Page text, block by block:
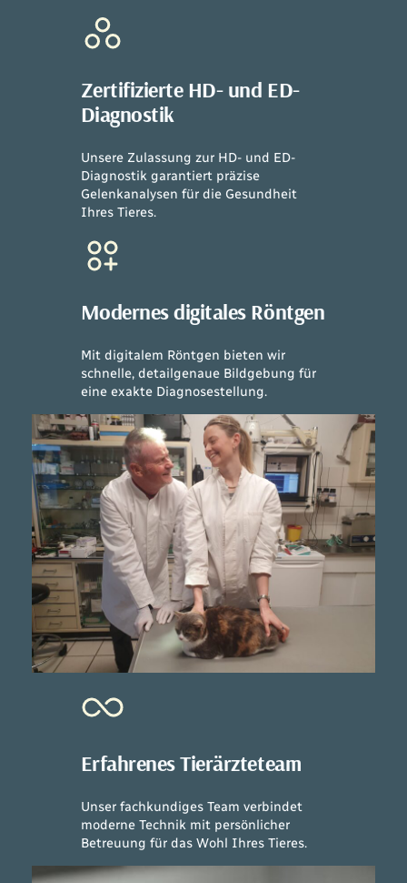
Zertifizierte HD- und ED-
Diagnostik
Unsere Zulassung zur HD- und ED-
Diagnostik garantiert präzise
Gelenkanalysen für die Gesundheit
Ihres Tieres.
Modernes digitales Röntgen
Mit digitalem Röntgen bieten wir
schnelle, detailgenaue Bildgebung für
eine exakte Diagnosestellung.
Erfahrenes Tierärzteteam
Unser fachkundiges Team verbindet
moderne Technik mit persönlicher
Betreuung für das Wohl Ihres Tieres.